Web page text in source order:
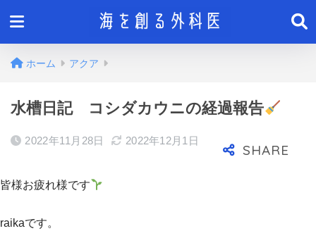
ホーム アクア
水槽日記 コシダカウニの経過報告
2022年11月28日 2022年12月1日
皆様お疲れ様です
raikaです。